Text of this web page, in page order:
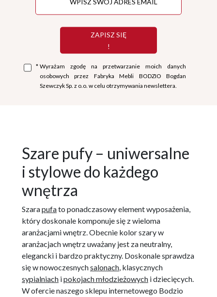
ZAPISZ SIĘ
!
* Wyrażam zgodę na przetwarzanie moich danych
osobowych przez Fabryka Mebli BODZIO Bogdan
Szewczyk Sp. z o.o. w celu otrzymywania newslettera.
Szare pufy – uniwersalne
i stylowe do każdego
wnętrza
Szarapufato ponadczasowy element wyposażenia,
który doskonale komponuje się z wieloma
aranżacjami wnętrz. Obecnie kolor szary w
aranżacjach wnętrz uważany jest za neutralny,
elegancki i bardzo praktyczny. Doskonale sprawdza
się w nowoczesnychsalonach, klasycznych
sypialniach ipokojach młodzieżowych i dziecięcych.
W ofercie naszego sklepu internetowego Bodzio